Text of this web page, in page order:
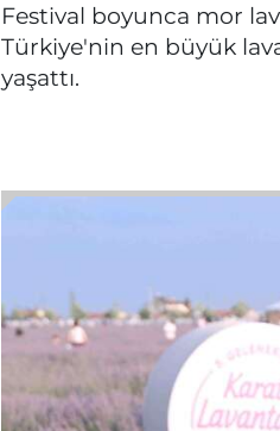
Festival boyunca mor
Türkiye'nin en büyük
yaşattı.